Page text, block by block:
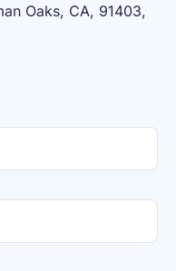
Oaks, CA, 91403,